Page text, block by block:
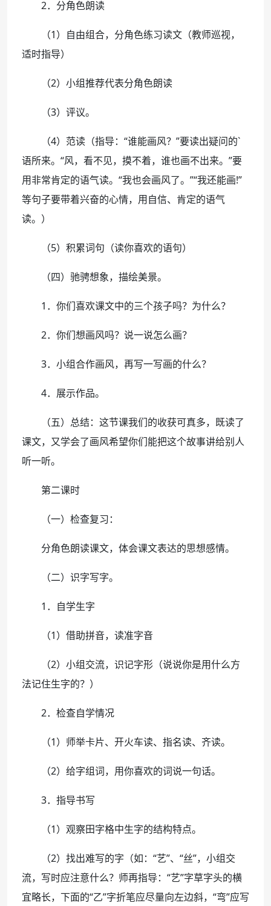
2．分角色朗读
（1）自由组合，分角色练习读文（教师巡视，
适时指导）
（2）小组推荐代表分角色朗读
（3）评议。
（4）范读（指导：“谁能画风？”要读出疑问的`
语所来。“风，看不见，摸不着，谁也画不出来。”要
用非常肯定的语气读。“我也会画风了。”“我还能画!”
等句子要带着兴奋的心情，用自信、肯定的语气
读。）
（5）积累词句（读你喜欢的语句）
（四）驰骋想象，描绘美景。
1．你们喜欢课文中的三个孩子吗？为什么？
2．你们想画风吗？说一说怎么画？
3．小组合作画风，再写一写画的什么？
4．展示作品。
（五）总结：这节课我们的收获可真多，既读了
课文，又学会了画风希望你们能把这个故事讲给别人
听一听。
第二课时
（一）检查复习：
分角色朗读课文，体会课文表达的思想感情。
（二）识字写字。
1．自学生字
（1）借助拼音，读准字音
（2）小组交流，识记字形（说说你是用什么方
法记住生字的？）
2．检查自学情况
（1）师举卡片、开火车读、指名读、齐读。
（2）给字组词，用你喜欢的词说一句话。
3．指导书写
（1）观察田字格中生字的结构特点。
（2）找出难写的字（如：“艺”、“丝”，小组交
流，写时应注意什么？师再指导：“艺”字草字头的横
宜略长，下面的“乙”字折笔应尽量向左边斜，“弯”应写